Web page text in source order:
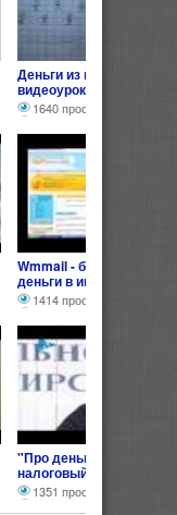
Деньги из воздуха!
видеоурок
1640 просмотров
Wmmail - быстро
деньги в интернете.avi
1414 просмотров
"Про деньги":
налоговый кредит
1351 просмотр